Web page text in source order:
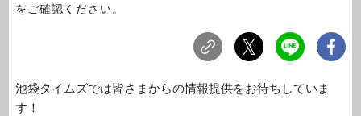
をご確認ください。
池袋タイムズでは皆さまからの情報提供をお待ちしていま
す！